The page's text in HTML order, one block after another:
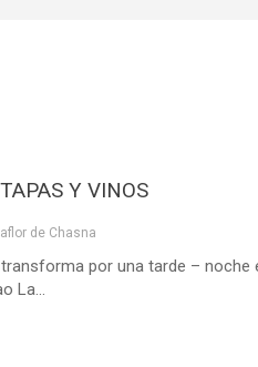
Y VINOS
de Chasna
por una tarde –
La...